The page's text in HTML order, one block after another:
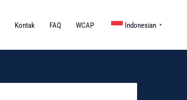
Kontak FAQ WCAP Indonesian ▼